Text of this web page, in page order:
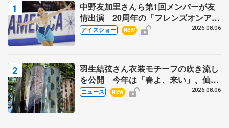
中野友加里さんら第1回メンバーが友
情出演 20周年の「フレンズオンアイ
ス」 宮本賢二さん、有川梨絵さん、
アイスショー NEW 2026.08.06
羽生結弦さん衣装モチーフの吹き流し
を公開 今年は「春よ、来い」、仙台
の瑞鳳殿
ニュース NEW 2026.08.06